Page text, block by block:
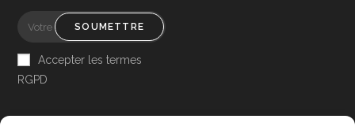
SOUMETTRE
Accepter les termes
RGPD